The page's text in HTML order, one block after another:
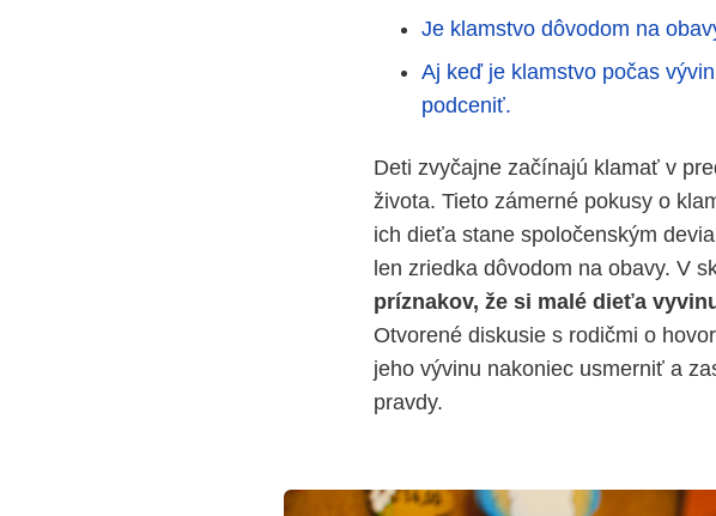
Je klamstvo dôvodom na
Aj keď je klamstvo počas
podceniť.
Deti zvyčajne začínajú klamať v
života. Tieto zámerné pokusy o
ich dieťa stane spoločenským
len zriedka dôvodom na obavy. V
príznakov, že si malé dieťa
Otvorené diskusie s rodičmi o
jeho vývinu nakoniec usmerniť a
pravdy.